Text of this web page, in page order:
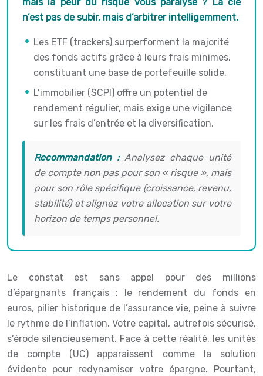
mais la peur du risque vous paralyse ? La clé
n’est pas de subir, mais d’arbitrer intelligemment.
Les ETF (trackers) surperforment la majorité
des fonds actifs grâce à leurs frais minimes,
constituant une base de portefeuille solide.
L’immobilier (SCPI) offre un potentiel de
rendement régulier, mais exige une vigilance
sur les frais d’entrée et la diversification.
Recommandation :Analysez chaque unité
de compte non pas pour son « risque », mais
pour son rôle spécifique (croissance, revenu,
stabilité) et alignez votre allocation sur votre
horizon de temps personnel.
Le constat est sans appel pour des millions
d’épargnants français : le rendement du fonds en
euros, pilier historique de l’assurance vie, peine à suivre
le rythme de l’inflation. Votre capital, autrefois sécurisé,
s’érode silencieusement. Face à cette réalité, les unités
de compte (UC) apparaissent comme la solution
évidente pour redynamiser votre épargne. Pourtant,